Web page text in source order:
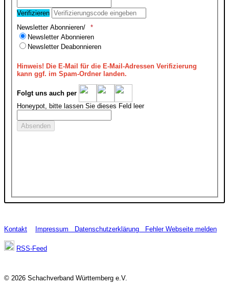
Verifizieren
Newsletter Abonnieren/
Newsletter Abonnieren
Newsletter Deabonnieren
Hinweis!Die E-Mail für die E-Mail-Adressen Verifizierung
kann ggf. im Spam-Ordner landen.
Folgt uns auch per
Honeypot, bitte lassen Sie dieses Feld leer
Kontakt Impressum Datenschutzerklärung Fehler Webseite melden
RSS-Feed
© 2026 Schachverband Württemberg e.V.